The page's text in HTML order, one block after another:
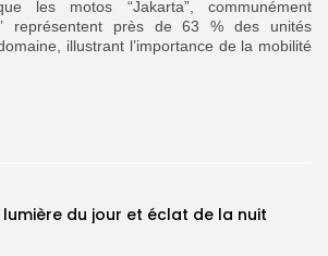
les motos “Jakarta”, communément
représentent près de 63 % des unités
illustrant l’importance de la mobilité
du jour et éclat de la nuit